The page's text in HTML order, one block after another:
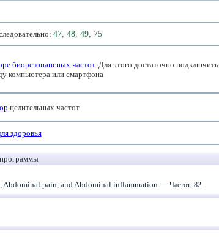
47, 48, 49, 75
биорезонансных частот.Для этого достаточно подключить
компьютера или смартфона
целительных частот
здоровья
Abdominal pain, and Abdominal inflammation — Частот: 82